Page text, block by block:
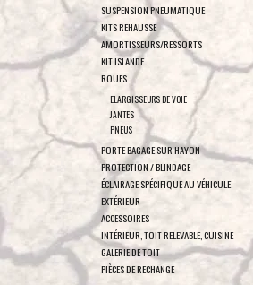
SUSPENSION PNEUMATIQUE
KITS REHAUSSE
AMORTISSEURS/RESSORTS
KIT ISLANDE
ROUES
ELARGISSEURS DE VOIE
JANTES
PNEUS
PORTE BAGAGE SUR HAYON
PROTECTION / BLINDAGE
ÉCLAIRAGE SPÉCIFIQUE AU VÉHICULE
EXTÉRIEUR
ACCESSOIRES
INTÉRIEUR, TOIT RELEVABLE, CUISINE
GALERIE DE TOIT
PIÈCES DE RECHANGE